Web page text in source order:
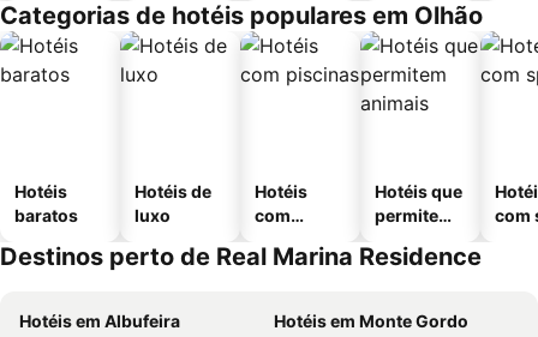
Categorias de hotéis populares em Olhão
Hotéis
baratos
Hotéis de
luxo
Hotéis
com
Hotéis que
permitem
com
Destinos perto de Real Marina Residence
Hotéis em Albufeira
Hotéis em Monte Gordo